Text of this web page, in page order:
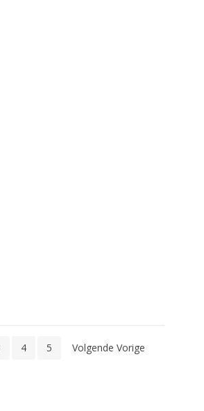
4 5 Volgende Vorige